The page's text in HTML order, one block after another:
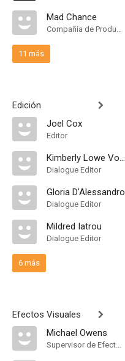
Mad Chance
Compañía de Produccion
11 más
Edición
Joel Cox
Editor
Kimberly Lowe Voigt
Dialogue Editor
Gloria D'Alessandro
Dialogue Editor
Mildred Iatrou
Dialogue Editor
6 más
Efectos Visuales
Michael Owens
Supervisor de Efectos Visuales